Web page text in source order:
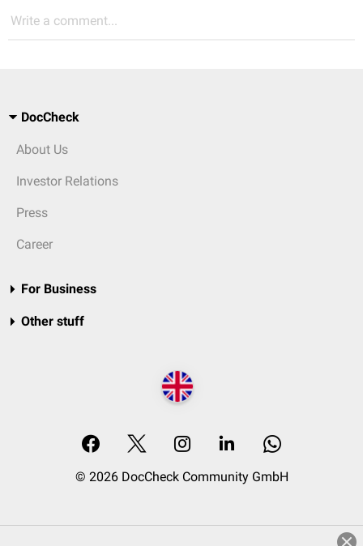
Write a comment...
DocCheck
About Us
Investor Relations
Press
Career
For Business
Other stuff
© 2026 DocCheck Community GmbH